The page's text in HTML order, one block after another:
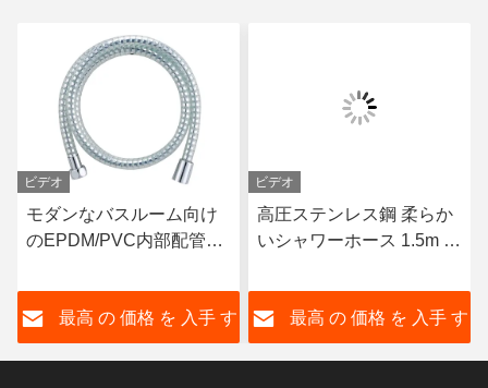
ビデオ
モダンなバスルーム向け
のEPDM/PVC内部配管を
シルバークロームシャワ
ーホース最高 の 価格 を 入手 す
ビデオ
高圧ステンレス鋼 柔らか
いシャワーホース 1.5m 長
最高 の 価格 を 入手 す